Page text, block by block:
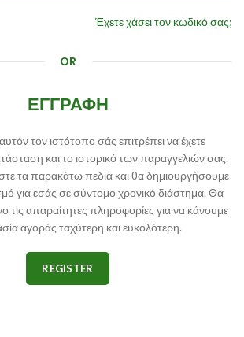
Έχετε χάσει τον κωδικό σας;
OR
ΕΓΓΡΑΦΉ
τον ιστότοπο σάς επιτρέπει να έχετε
και το ιστορικό των παραγγελιών σας.
τα παρακάτω πεδία και θα δημιουργήσουμε
για εσάς σε σύντομο χρονικό διάστημα. Θα
τις απαραίτητες πληροφορίες για να κάνουμε
αγοράς ταχύτερη και ευκολότερη.
REGISTER